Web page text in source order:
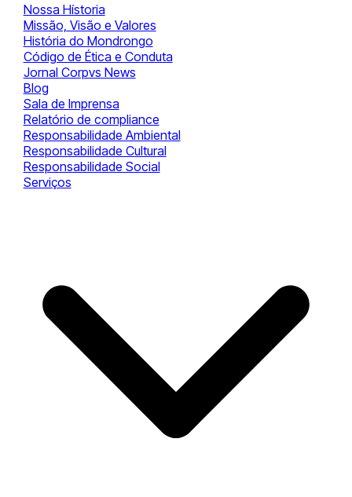
Nossa Hístoria
Missão, Visão e Valores
História do Mondrongo
Código de Ética e Conduta
Jornal Corpvs News
Blog
Sala de Imprensa
Relatório de compliance
Responsabilidade Ambiental
Responsabilidade Cultural
Responsabilidade Social
Serviços